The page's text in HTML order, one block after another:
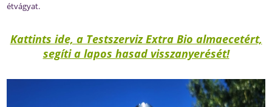
étvágyat.
Kattints ide, a Testszerviz Extra Bio almaecetért,
segíti a lapos hasad visszanyerését!